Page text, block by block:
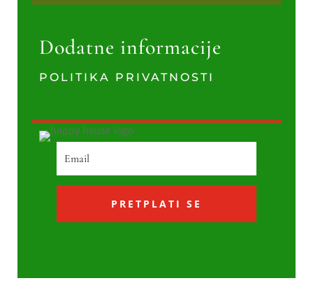
Dodatne informacije
POLITIKA PRIVATNOSTI
PRETPLATI SE